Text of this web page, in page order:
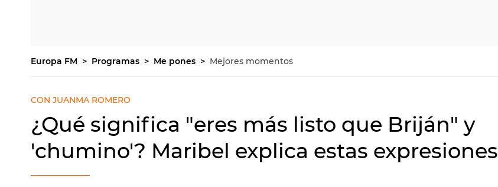
Europa FM Programas Me pones Mejores momentos
CON JUANMA ROMERO
¿Qué significa "eres más listo que Briján" y
'chumino'? Maribel explica estas expresiones